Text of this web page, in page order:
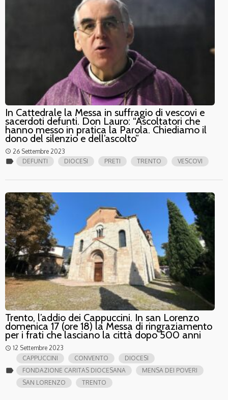
In Cattedrale la Messa in suffragio di vescovi e
sacerdoti defunti. Don Lauro: “Ascoltatori che
hanno messo in pratica la Parola. Chiediamo il
dono del silenzio e dell’ascolto”
access_time 26 Settembre 2023
label DEFUNTI DIOCESI PRETI TRENTO VESCOVI
Trento, l’addio dei Cappuccini. In san Lorenzo
domenica 17 (ore 18) la Messa di ringraziamento
per i frati che lasciano la città dopo 500 anni
access_time 12 Settembre 2023
label
CAPPUCCINI CONVENTO
DIOCESI
FONDAZIONE CARITAS DIOCESANA
MENSA DEI POVERI
SAN LORENZO
TRENTO